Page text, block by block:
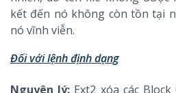
kết đến nó không còn tồn tại
nó vĩnh viễn.
Đối với lệnh định dạng
Nguyên lý: Ext2 xóa các